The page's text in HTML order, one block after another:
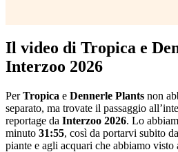
Il video di Tropica e
Interzoo 2026
PerTropica e Dennerle Plants non
separato, ma trovate il passaggio
reportage da Interzoo 2026. Lo
minuto 31:55, così da portarvi subito
piante e agli acquari che abbiamo visto